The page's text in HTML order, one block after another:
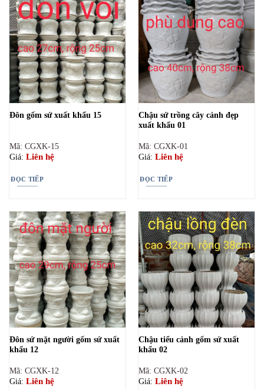
Đôn gốm sứ xuất khẩu 15
Mã: CGXK-15
Giá: Liên hệ
ĐỌC TIẾP
Chậu sứ trồng cây cảnh đẹp
xuất khẩu 01
Mã: CGXK-01
Giá: Liên hệ
ĐỌC TIẾP
Đôn sứ mặt người gốm sứ xuất
khẩu 12
Mã: CGXK-12
Giá: Liên hệ
Chậu tiểu cảnh gốm sứ xuất
khẩu 02
Mã: CGXK-02
Giá: Liên hệ